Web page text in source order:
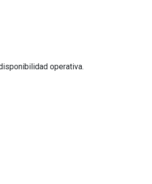
operativa.
Cotizar por WhatsApp
comprobante electrónico